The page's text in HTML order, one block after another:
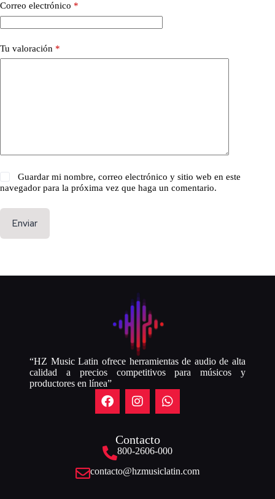
Correo electrónico *
Tu valoración *
Guardar mi nombre, correo electrónico y sitio web en este
navegador para la próxima vez que haga un comentario.
Enviar
“HZ Music Latin ofrece herramientas de audio de alta
calidad a precios competitivos para músicos y
productores en línea”
Contacto
800-2606-000
contacto@hzmusiclatin.com